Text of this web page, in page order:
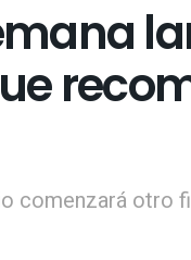
comenzará otro